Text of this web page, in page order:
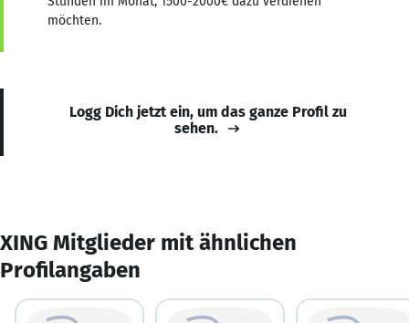
möchten.
Logg Dich jetzt ein, um das ganze Profil zu
sehen.
XING Mitglieder mit ähnlichen
Profilangaben